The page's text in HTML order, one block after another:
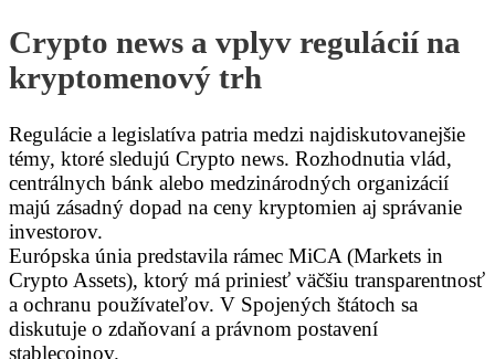
Crypto news a vplyv regulácií na
kryptomenový trh
Regulácie a legislatíva patria medzi najdiskutovanejšie
témy, ktoré sledujú Crypto news. Rozhodnutia vlád,
centrálnych bánk alebo medzinárodných organizácií
majú zásadný dopad na ceny kryptomien aj správanie
investorov.
Európska únia predstavila rámec MiCA (Markets in
Crypto Assets), ktorý má priniesť väčšiu transparentnosť
a ochranu používateľov. V Spojených štátoch sa
diskutuje o zdaňovaní a právnom postavení
stablecoinov.